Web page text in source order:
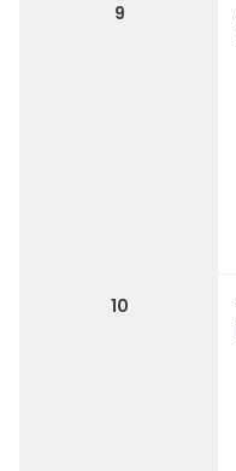
9
10